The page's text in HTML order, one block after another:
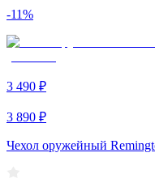
-11%
3 490 ₽
3 890 ₽
Чехол оружейный